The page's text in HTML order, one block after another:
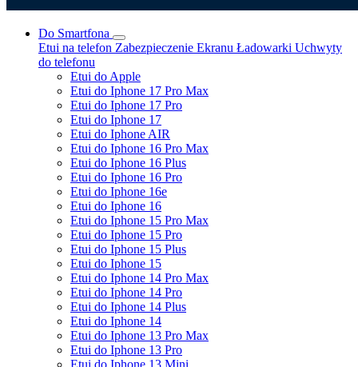
Do Smartfona
Etui na telefon Zabezpieczenie Ekranu Ładowarki Uchwyty
do telefonu
Etui do Apple
Etui do Iphone 17 Pro Max
Etui do Iphone 17 Pro
Etui do Iphone 17
Etui do Iphone AIR
Etui do Iphone 16 Pro Max
Etui do Iphone 16 Plus
Etui do Iphone 16 Pro
Etui do Iphone 16e
Etui do Iphone 16
Etui do Iphone 15 Pro Max
Etui do Iphone 15 Pro
Etui do Iphone 15 Plus
Etui do Iphone 15
Etui do Iphone 14 Pro Max
Etui do Iphone 14 Pro
Etui do Iphone 14 Plus
Etui do Iphone 14
Etui do Iphone 13 Pro Max
Etui do Iphone 13 Pro
Etui do Iphone 13 Mini